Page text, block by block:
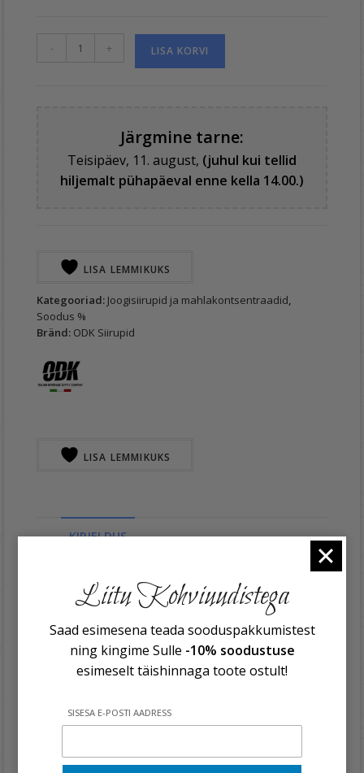
- + LISA KORVI
n
a
t
Järgmine tarne:
Teisipäev, 11. august, (juhul kui tellid
hiljemalt pühapäeval enne kella 14.00.)
LISA LEMMIKUKS
Kategooriad: Joogisiirupid ja mahlakontsentraadid,
Soodus %
Bränd: ODK Siirupid
LISA LEMMIKUKS
KIRJELDUS
Mojito maitseline siirup ODK 750ml
Koostisosad:suhkur, vesi, kontsentreeritud
laimimahl , lõhna- ja maitseained,
Toitumisalane teave:100g toodet sisaldab
Liitu Kohviuudistega
Saad esimesena teada sooduspakkumistest
ning kingime Sulle -10% soodustuse
esimeselt täishinnaga toote ostult!
SISESA E-POSTI AADRESS